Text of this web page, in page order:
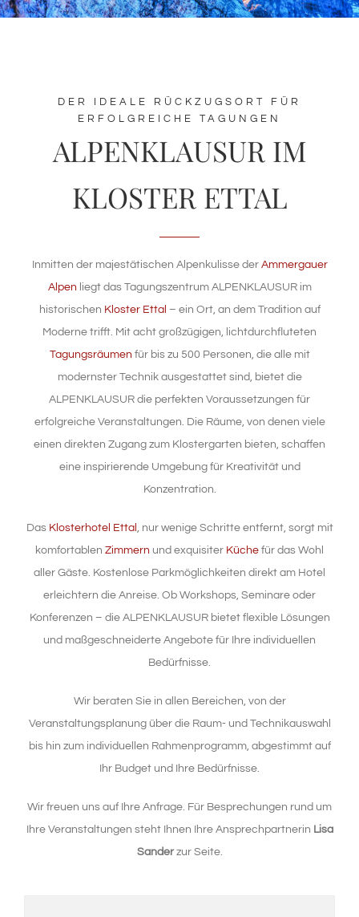
DER IDEALE RÜCKZUGSORT FÜR
ERFOLGREICHE TAGUNGEN
ALPENKLAUSUR IM
KLOSTER ETTAL
Inmitten der majestätischen Alpenkulisse der Ammergauer
Alpen liegt das Tagungszentrum ALPENKLAUSUR im
historischen Kloster Ettal – ein Ort, an dem Tradition auf
Moderne trifft. Mit acht großzügigen, lichtdurchfluteten
Tagungsräumen für bis zu 500 Personen, die alle mit
modernster Technik ausgestattet sind, bietet die
ALPENKLAUSUR die perfekten Voraussetzungen für
erfolgreiche Veranstaltungen. Die Räume, von denen viele
einen direkten Zugang zum Klostergarten bieten, schaffen
eine inspirierende Umgebung für Kreativität und
Konzentration.
Das Klosterhotel Ettal , nur wenige Schritte entfernt, sorgt mit
komfortablen Zimmern und exquisiter Küche für das Wohl
aller Gäste. Kostenlose Parkmöglichkeiten direkt am Hotel
erleichtern die Anreise. Ob Workshops, Seminare oder
Konferenzen – die ALPENKLAUSUR bietet flexible Lösungen
und maßgeschneiderte Angebote für Ihre individuellen
Bedürfnisse.
Wir beraten Sie in allen Bereichen, von der
Veranstaltungsplanung über die Raum- und Technikauswahl
bis hin zum individuellen Rahmenprogramm, abgestimmt auf
Ihr Budget und Ihre Bedürfnisse.
Wir freuen uns auf Ihre Anfrage. Für Besprechungen rund um
Ihre Veranstaltungen steht Ihnen Ihre Ansprechpartnerin Lisa
Sanderzur Seite.